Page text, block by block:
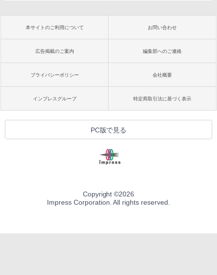
本サイトのご利用について お問い合わせ
広告掲載のご案内 編集部へのご連絡
プライバシーポリシー 会社概要
インプレスグループ 特定商取引法に基づく表示
PC版で見る
Copyright ©2026
Impress Corporation. All rights reserved.